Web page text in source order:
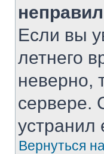
Если вы
летнего
неверно,
сервере.
устранил
Вернуться